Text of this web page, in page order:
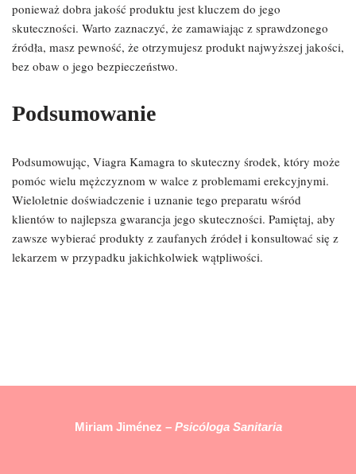
ponieważ dobra jakość produktu jest kluczem do jego
skuteczności. Warto zaznaczyć, że zamawiając z sprawdzonego
źródła, masz pewność, że otrzymujesz produkt najwyższej jakości,
bez obaw o jego bezpieczeństwo.
Podsumowanie
Podsumowując, Viagra Kamagra to skuteczny środek, który może
pomóc wielu mężczyznom w walce z problemami erekcyjnymi.
Wieloletnie doświadczenie i uznanie tego preparatu wśród
klientów to najlepsza gwarancja jego skuteczności. Pamiętaj, aby
zawsze wybierać produkty z zaufanych źródeł i konsultować się z
lekarzem w przypadku jakichkolwiek wątpliwości.
Miriam Jiménez –Psicóloga Sanitaria